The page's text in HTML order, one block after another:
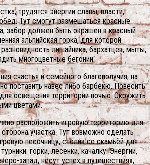
трудятся энергии славы, власти,
Тут смогут размешаться красные
забор должен быть окрашен в красный
альпийская горка, для которой
лишайника, бархатцев, мыты,
многоцветные бегонии.
счастья и семейного благополучия, на
поставить навес либо барбекю. Повесить
освещения территории ночью. Окружить
цветами.
расположить игровую территорию для
участка. Тут возможно сделать
песочницу, столик со скамьёй для
горки, лесенки, качалку. Энергии,
запад, несут успех в путешествиях,